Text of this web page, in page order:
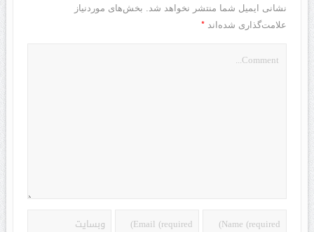
نشانی ایمیل شما منتشر نخواهد شد. بخش‌های موردنیاز
علامت‌گذاری شده‌اند *